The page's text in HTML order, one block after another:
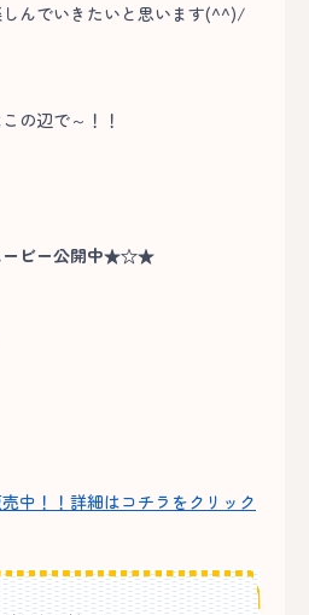
んでいきたいと思います(^^)/
の辺で～！！
ビー公開中★☆★
中！！詳細はコチラをクリック